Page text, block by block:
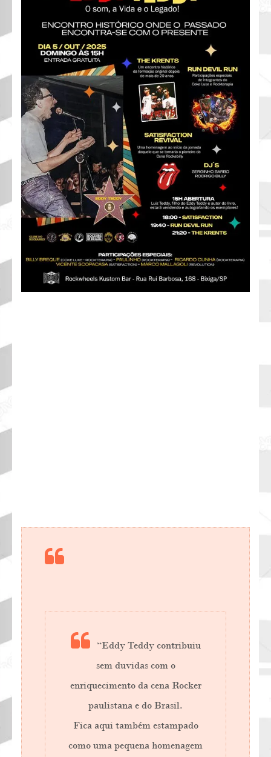
“Eddy Teddy contribuiu
sem duvidas com o
enriquecimento da cena Rocker
paulistana e do Brasil.
Fica aqui também estampado
como uma pequena homenagem